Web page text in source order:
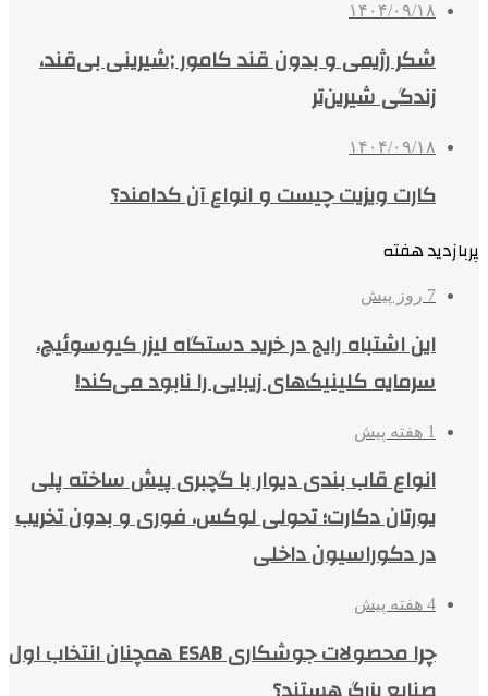
۱۴۰۴/۰۹/۱۸
شکر رژیمی و بدون قند کامور ;شیرینی بی‌قند،
زندگی شیرین‌تر
۱۴۰۴/۰۹/۱۸
کارت ویزیت چیست و انواع آن کدامند؟
پربازدید هفته
7 روز پیش
این اشتباه رایج در خرید دستگاه لیزر کیوسوئیچ،
سرمایه کلینیک‌های زیبایی را نابود می‌کند!
1 هفته پیش
انواع قاب بندی دیوار با گچبری پیش ساخته پلی
یورتان دکارت؛ تحولی لوکس، فوری و بدون تخریب
در دکوراسیون داخلی
4 هفته پیش
چرا محصولات جوشکاری ESAB همچنان انتخاب اول